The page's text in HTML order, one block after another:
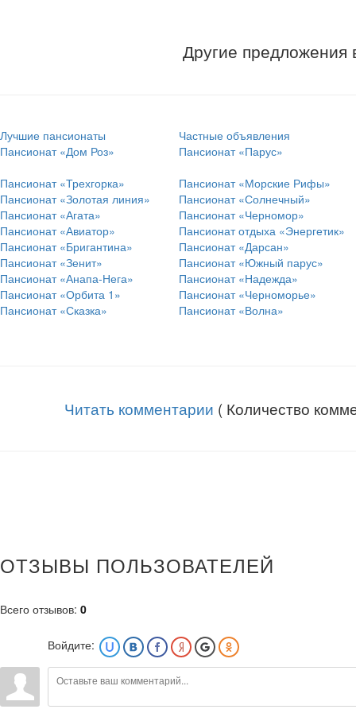
Другие
Лучшие пансионаты
Частные объявления
Пансионат «Дом Роз»
Пансионат «Парус»
Пансионат «Трехгорка»
Пансионат «Морские Рифы»
Пансионат «Золотая линия»
Пансионат «Солнечный»
Пансионат «Агата»
Пансионат «Черномор»
Пансионат «Авиатор»
Пансионат отдыха «Энергетик»
Пансионат «Бригантина»
Пансионат «Дарсан»
Пансионат «Зенит»
Пансионат «Южный парус»
Пансионат «Анапа-Нега»
Пансионат «Надежда»
Пансионат «Орбита 1»
Пансионат «Черноморье»
Пансионат «Сказка»
Пансионат «Волна»
Читать комментарии ( Количество
ОТЗЫВЫ ПОЛЬЗОВАТЕЛЕЙ
Всего отзывов: 0
Войдите: